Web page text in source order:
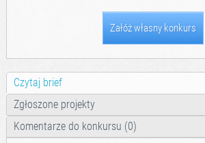
Załóż własny konkurs
Czytaj brief
Zgłoszone projekty
Komentarze do konkursu (0)